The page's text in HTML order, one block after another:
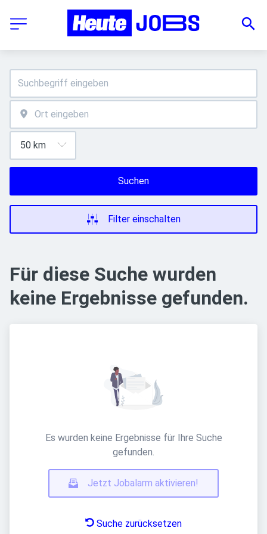
Suchen
Filter einschalten
Für diese Suche wurden
keine Ergebnisse gefunden.
Es wurden keine Ergebnisse für Ihre Suche
gefunden.
Jetzt Jobalarm aktivieren!
Suche zurücksetzen